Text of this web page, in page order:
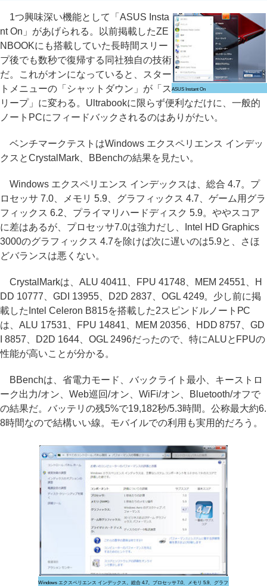
ASUS Instant On
1つ興味深い機能として「ASUS Insta
nt On」があげられる。以前掲載したZE
NBOOKにも搭載していた長時間スリー
プ後でも数秒で復帰する同社独自の技術
だ。これがオンになっていると、スター
トメニューの「シャットダウン」が「ス
リープ」に変わる。Ultrabookに限らず便利なだけに、一般的
ノートPCにフィードバックされるのはありがたい。
ベンチマークテストはWindows エクスペリエンス インデッ
クスとCrystalMark、BBenchの結果を見たい。
Windows エクスペリエンス インデックスは、総合 4.7。プ
ロセッサ 7.0、メモリ 5.9、グラフィックス 4.7、ゲーム用グラ
フィックス 6.2、プライマリハードディスク 5.9。ややスコア
に差はあるが、プロセッサ7.0は強力だし、Intel HD Graphics
3000のグラフィックス 4.7を除けば次に遅いのは5.9と、さほ
どバランスは悪くない。
CrystalMarkは、ALU 40411、FPU 41748、MEM 24551、H
DD 10777、GDI 13955、D2D 2837、OGL 4249。少し前に掲
載したIntel Celeron B815を搭載した2スピンドルノートPC
は、ALU 17531、FPU 14841、MEM 20356、HDD 8757、GD
I 8857、D2D 1644、OGL 2496だったので、特にALUとFPUの
性能が高いことが分かる。
BBenchは、省電力モード、バックライト最小、キーストロ
ーク出力/オン、Web巡回/オン、WiFi/オン、Bluetooth/オフで
の結果だ。バッテリの残5%で19,182秒/5.3時間。公称最大約6.
8時間なので結構いい線。モバイルでの利用も実用的だろう。
Windows エクスペリエンス インデックス。総合 4.7。プロセッサ 7.0、メモリ 5.9、グラフ